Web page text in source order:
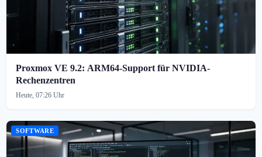
Proxmox VE 9.2: ARM64-Support für NVIDIA-
Rechenzentren
Heute, 07:26 Uhr
SOFTWARE